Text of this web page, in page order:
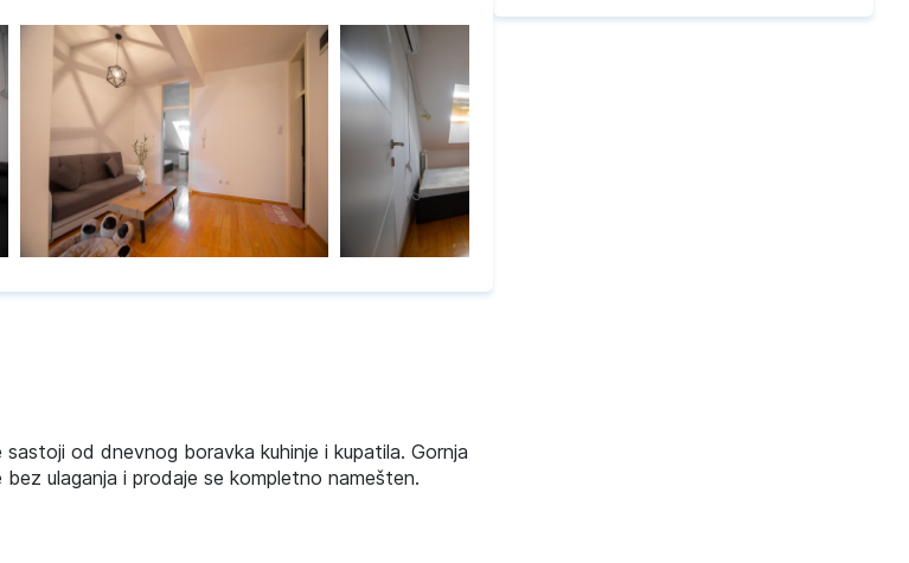
od dnevnog boravka kuhinje i kupatila. Gornja
ulaganja i prodaje se kompletno namešten.